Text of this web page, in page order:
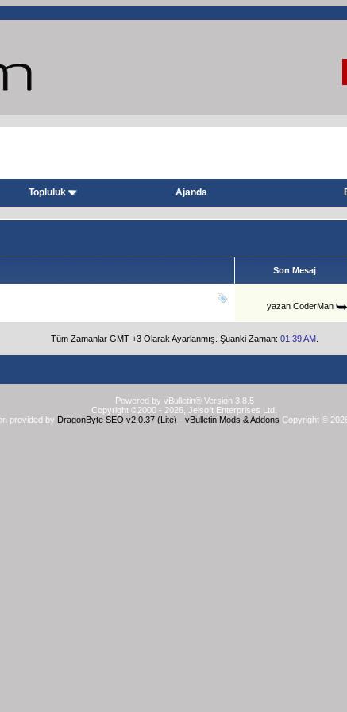
Topluluk Ajanda
Son Mesaj
yazan CoderMan
Tüm Zamanlar GMT +3 Olarak Ayarlanmış. Şuanki Zaman: 01:39 AM.
Powered by vBulletin® Version 3.8.5
Copyright ©2000 - 2026, Jelsoft Enterprises Ltd.
provided by DragonByte SEO v2.0.37 (Lite) - vBulletin Mods & Addons Copyright ©